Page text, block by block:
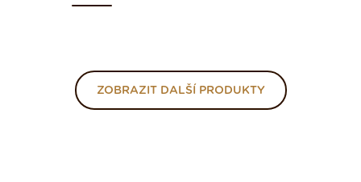
ZOBRAZIT DALŠÍ PRODUKTY